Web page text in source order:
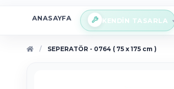
ANASAYFA KENDİN TASARLA
SEPERATÖR - 0764 ( 75 x 175 cm )